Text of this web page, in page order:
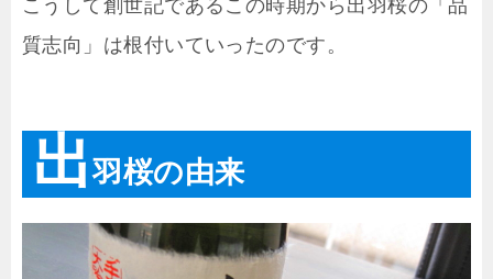
こうして創世記であるこの時期から出羽桜の「品
質志向」は根付いていったのです。
出羽桜の由来